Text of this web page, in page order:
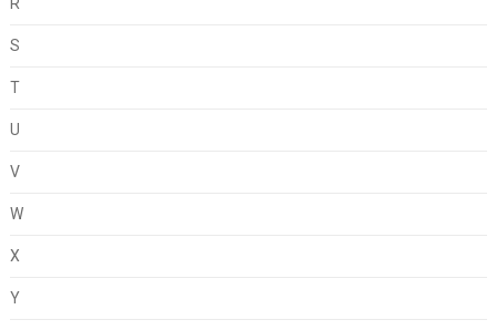
S
T
U
V
W
X
Y